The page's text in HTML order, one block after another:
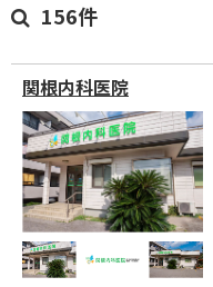
156件
関根内科医院